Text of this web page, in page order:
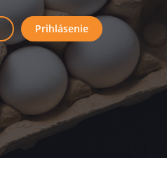
Prihlásenie